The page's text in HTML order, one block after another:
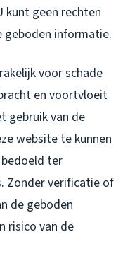
kunt geen rechten
geboden informatie.
voor schade
en voortvloeit
gebruik van de
website te kunnen
ter
Zonder verificatie of
de geboden
risico van de